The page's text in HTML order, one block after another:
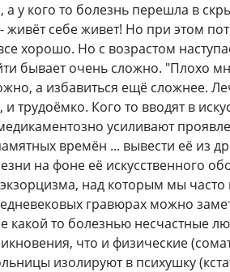
кого то болезнь перешла в
себе живет! Но при этом
хорошо. Но с возрастом
бывает очень сложно. "Плохо
а избавиться ещё сложнее.
трудоёмко. Кого то вводят в
усиливают
времён ... вывести её из
на фоне её искусственного
над которым мы часто
гравюрах можно
то болезнью несчастные
что и физические
изолируют в психушку